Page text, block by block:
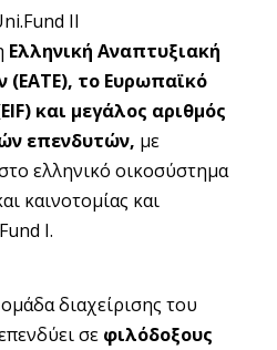
II
Ελληνική Αναπτυξιακή
(ΕΑΤΕ), το Ευρωπαϊκό
και μεγάλος αριθμός
επενδυτών, με
ελληνικό οικοσύστημα
καινοτομίας και
I.
διαχείρισης του
σε φιλόδοξους